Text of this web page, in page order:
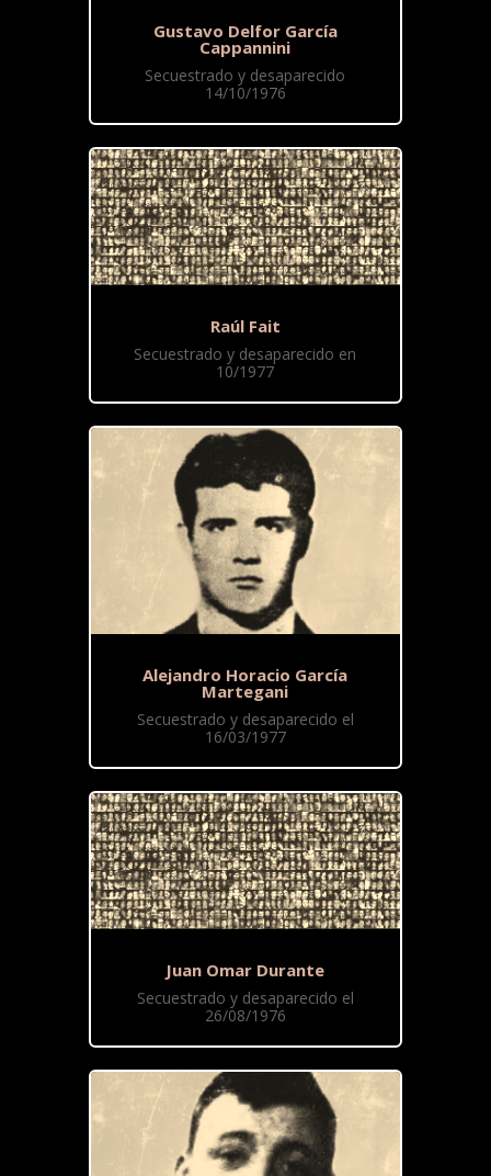
Gustavo Delfor García
Cappannini
Secuestrado y desaparecido
14/10/1976
Raúl Fait
Secuestrado y desaparecido en
10/1977
Alejandro Horacio García
Martegani
Secuestrado y desaparecido el
16/03/1977
Juan Omar Durante
Secuestrado y desaparecido el
26/08/1976